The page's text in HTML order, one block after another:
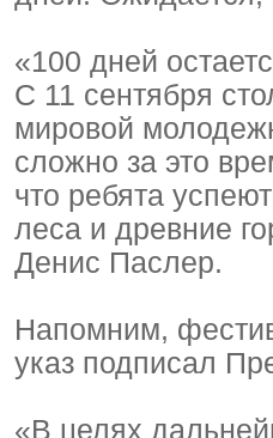
«100 дней
С 11 сентября
мировой
сложно за это
что ребята
леса и древние
Денис Паслер.
Напомним,
указ подписал
«В целях